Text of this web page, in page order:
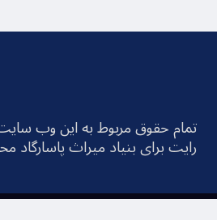
تمام حقوق مربوط به این وب
رایت برای بنیاد میراث